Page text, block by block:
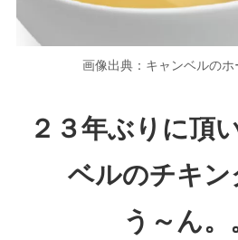
画像出典：キャンベルのホ
２３年ぶりに頂
ベルのチキン
う～ん。